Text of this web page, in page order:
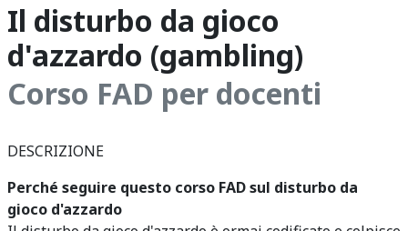
Il disturbo da gioco
d'azzardo (gambling)
Corso FAD per docenti
DESCRIZIONE
Perché seguire questo corso FAD sul disturbo da
gioco d'azzardo